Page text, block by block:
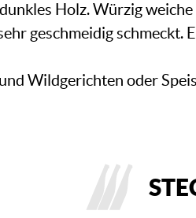
Holz. Würzig
geschmeidig schmeckt.
Wildgerichten oder